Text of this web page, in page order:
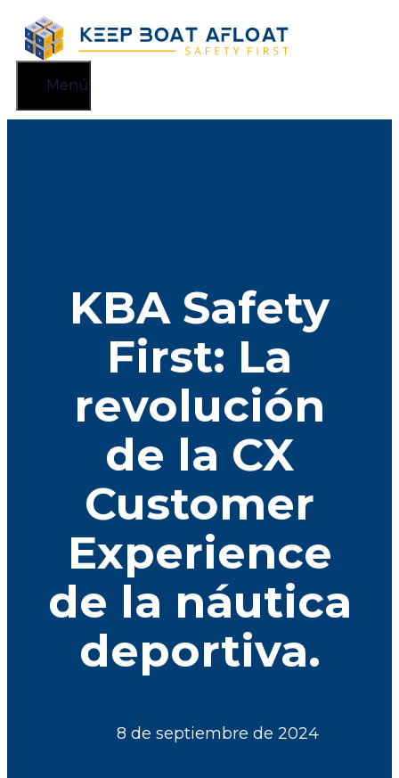
Saltar
contenido
Menú
KBA Safety
First: La
revolución
de la CX
Customer
Experience
de la náutica
deportiva.
8 de septiembre de 2024